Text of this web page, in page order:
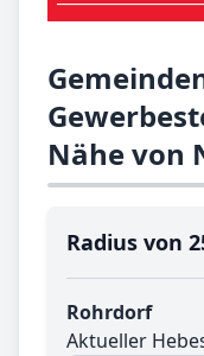
Nähe von
Radius von
Rohrdorf
Aktueller